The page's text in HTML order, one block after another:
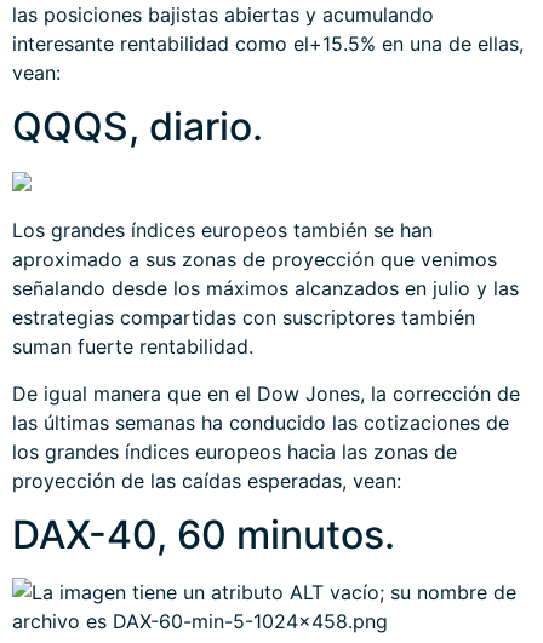
las posiciones bajistas abiertas y acumulando
interesante rentabilidad como el+15.5% en una de ellas,
vean:
QQQS, diario.
Los grandes índices europeos también se han
aproximado a sus zonas de proyección que venimos
señalando desde los máximos alcanzados en julio y las
estrategias compartidas con suscriptores también
suman fuerte rentabilidad.
De igual manera que en el Dow Jones, la corrección de
las últimas semanas ha conducido las cotizaciones de
los grandes índices europeos hacia las zonas de
proyección de las caídas esperadas, vean:
DAX-40, 60 minutos.